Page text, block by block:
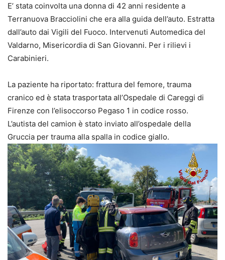
E’ stata coinvolta una donna di 42 anni residente a
Terranuova Bracciolini che era alla guida dell’auto. Estratta
dall’auto dai Vigili del Fuoco. Intervenuti Automedica del
Valdarno, Misericordia di San Giovanni. Per i rilievi i
Carabinieri.
La paziente ha riportato: frattura del femore, trauma
cranico ed è stata trasportata all’Ospedale di Careggi di
Firenze con l’elisoccorso Pegaso 1 in codice rosso.
L’autista del camion è stato inviato all’ospedale della
Gruccia per trauma alla spalla in codice giallo.